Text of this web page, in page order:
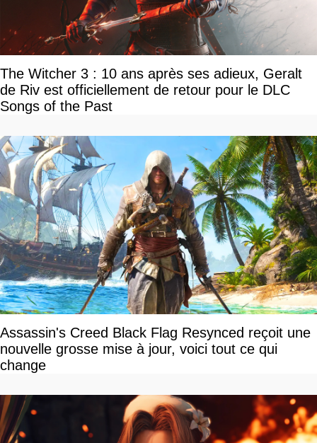
The Witcher 3 : 10 ans après ses adieux, Geralt
de Riv est officiellement de retour pour le DLC
Songs of the Past
Assassin's Creed Black Flag Resynced reçoit une
nouvelle grosse mise à jour, voici tout ce qui
change